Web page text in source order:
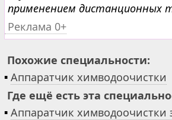
применением дистанционных
Реклама 0+
Похожие специальности:
▪ Аппаратчик химводоочистки
Где ещё есть эта
▪ Аппаратчик химводоочистки